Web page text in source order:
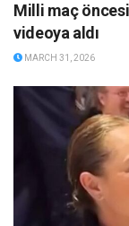
Milli maç
videoya aldı
MARCH 31, 2026